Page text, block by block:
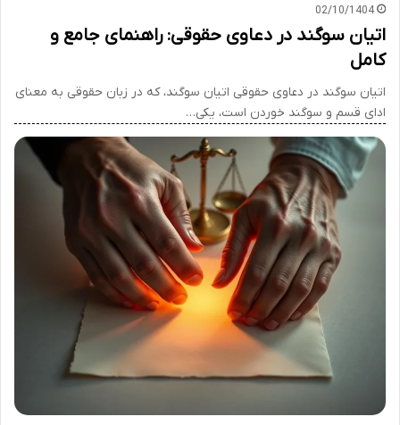
02/10/1404
اتیان سوگند در دعاوی حقوقی: راهنمای جامع و
کامل
اتیان سوگند در دعاوی حقوقی اتیان سوگند، که در زبان حقوقی به معنای
ادای قسم و سوگند خوردن است، یکی…